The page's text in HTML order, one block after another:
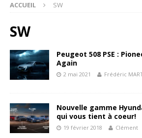
ACCUEIL SW
SW
Peugeot 508 PSE :
Again
2 mai 2021 Frédéric
Nouvelle gamme
qui vous tient à coeur!
19 février 2018 Clément